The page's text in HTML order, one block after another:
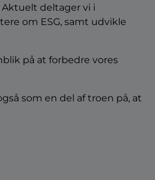
deltager vi i
om ESG, samt udvikle
på at forbedre vores
som en del af troen på, at